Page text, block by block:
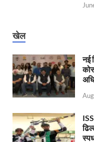
खेल
नई